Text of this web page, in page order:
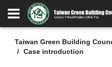
Taiwan Green Building
Case introduction